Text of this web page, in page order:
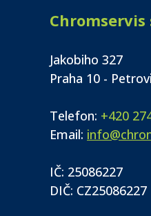
Chromservis
Jakobiho 327
Praha 10 -
Telefon: +420
Email:
IČ: 25086227
DIČ: CZ25086227